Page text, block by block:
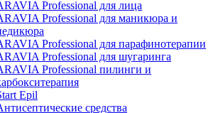
Professional для лица
Professional для маникюра и
Professional для парафинотерапии
Professional для шугаринга
Professional пилинги и
Epil
средства